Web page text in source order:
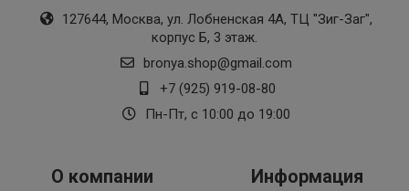
127644, Москва, ул. Лобненская 4А, ТЦ "Зиг-Заг",
корпус Б, 3 этаж.
bronya.shop@gmail.com
+7 (925) 919-08-80
Пн-Пт, с 10:00 до 19:00
О компании Информация